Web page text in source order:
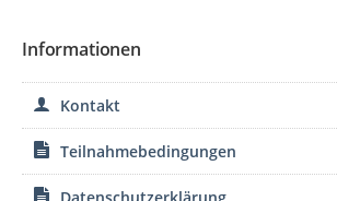
Informationen
Kontakt
Teilnahmebedingungen